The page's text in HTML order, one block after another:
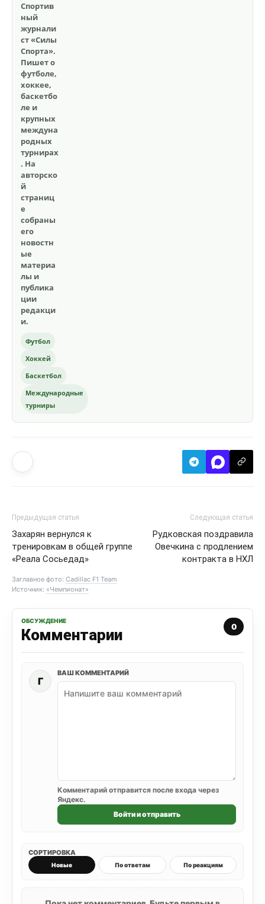
Спортив
ный
журнали
ст «Силы
Спорта».
Пишет о
футболе,
хоккее,
баскетбо
ле и
крупных
междуна
родных
турнирах
. На
авторско
й
страниц
е
собраны
его
новостн
ые
материа
лы и
публика
ции
редакци
и.
Футбол
Хоккей
Баскетбол
Международные
турниры
Предыдущая статья
Захарян вернулся к
тренировкам в общей группе
«Реала Сосьедад»
Следующая статья
Рудковская поздравила
Овечкина с продлением
контракта в НХЛ
Заглавное фото: Cadillac F1 Team
Источник: «Чемпионат»
ОБСУЖДЕНИЕ
Комментарии 0
Г
ВАШ КОММЕНТАРИЙ
Комментарий отправится после входа через
Яндекс.
Войти и отправить
СОРТИРОВКА
Новые По ответам По реакциям